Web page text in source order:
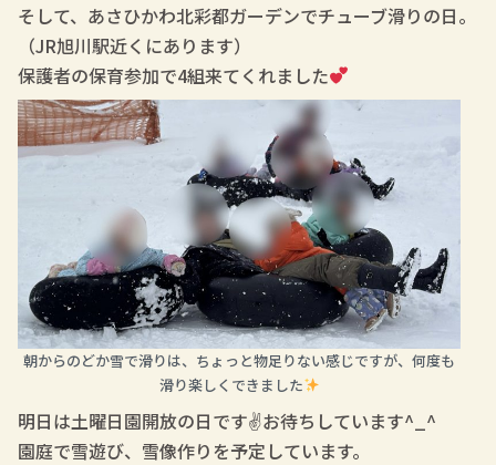
そして、あさひかわ北彩都ガーデンでチューブ滑りの日。
（JR旭川駅近くにあります）
保護者の保育参加で4組来てくれました
朝からのどか雪で滑りは、ちょっと物足りない感じですが、何度も
滑り楽しくできました
明日は土曜日園開放の日です✌️お待ちしています^_^
園庭で雪遊び、雪像作りを予定しています。